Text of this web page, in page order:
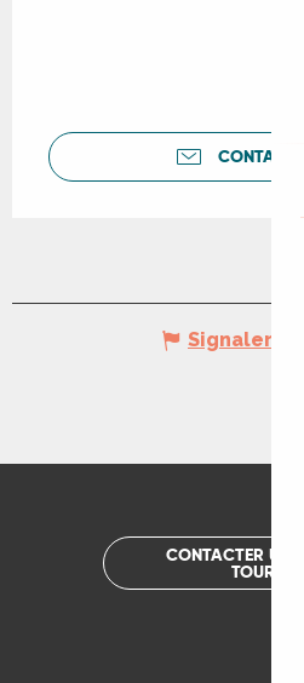
Signaler
CONTACTER UN
TOURISME